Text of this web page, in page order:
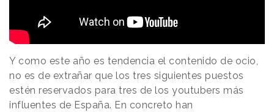
Y como este año es tendencia el contenido de ocio,
no es de extrañar que los tres siguientes puestos
estén reservados para tres de los youtubers más
influentes de España. En concreto han